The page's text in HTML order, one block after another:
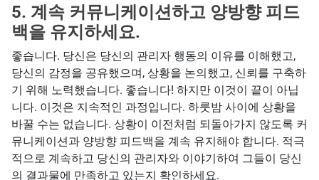
5. 계속 커뮤니케이션하고 양방향 피드
백을 유지하세요.
좋습니다. 당신은 당신의 관리자 행동의 이유를 이해했고,
당신의 감정을 공유했으며, 상황을 논의했고, 신뢰를 구축하
기 위해 노력했습니다. 좋습니다! 하지만 이것이 끝이 아닙
니다. 이것은 지속적인 과정입니다. 하룻밤 사이에 상황을
바꿀 수는 없습니다. 상황이 이전처럼 되돌아가지 않도록 커
뮤니케이션과 양방향 피드백을 계속 유지해야 합니다. 적극
적으로 계속하고 당신의 관리자와 이야기하여 그들이 당신
의 결과물에 만족하고 있는지 확인하세요.